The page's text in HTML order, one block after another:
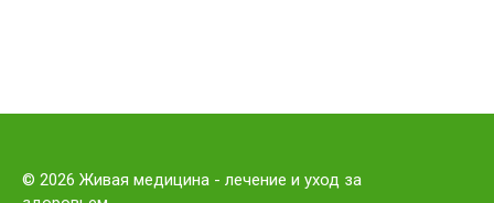
© 2026 Живая медицина - лечение и уход за